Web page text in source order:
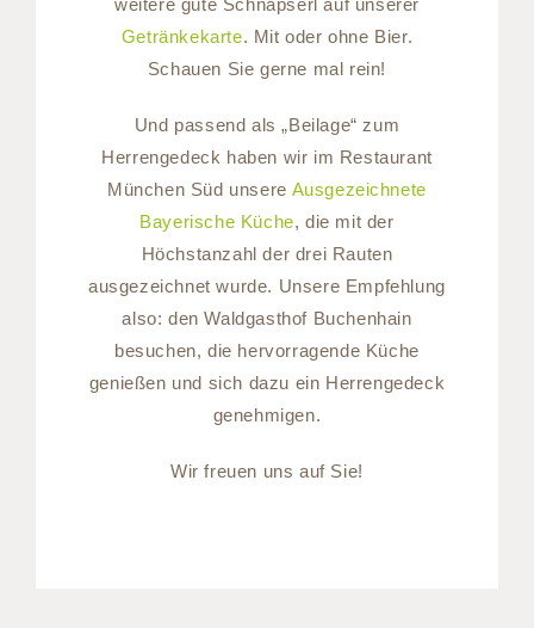
weitere gute Schnapserl auf unserer
Getränkekarte. Mit oder ohne Bier.
Schauen Sie gerne mal rein!
Und passend als „Beilage“ zum
Herrengedeck haben wir im Restaurant
München Süd unsere Ausgezeichnete
Bayerische Küche, die mit der
Höchstanzahl der drei Rauten
ausgezeichnet wurde. Unsere Empfehlung
also: den Waldgasthof Buchenhain
besuchen, die hervorragende Küche
genießen und sich dazu ein Herrengedeck
genehmigen.
Wir freuen uns auf Sie!